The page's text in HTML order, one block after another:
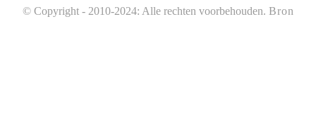
© Copyright - 2010-2024: Alle rechten voorbehouden. Bron